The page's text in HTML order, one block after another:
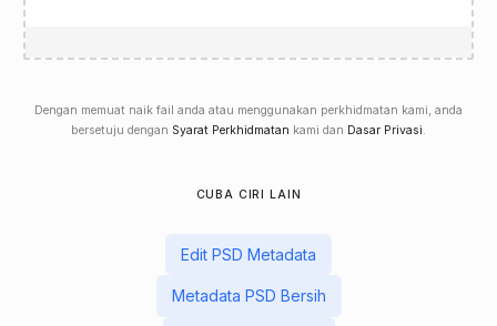
Dengan memuat naik fail anda atau menggunakan perkhidmatan kami, anda
bersetuju dengan Syarat Perkhidmatan kami dan Dasar Privasi.
CUBA CIRI LAIN
Edit PSD Metadata
Metadata PSD Bersih